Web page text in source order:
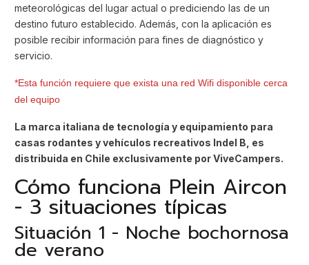
meteorológicas del lugar actual o prediciendo las de un
destino futuro establecido. Además, con la aplicación es
posible recibir información para fines de diagnóstico y
servicio.
*Esta función requiere que exista una red Wifi disponible cerca
del equipo
La marca italiana de tecnología y equipamiento para
casas rodantes y vehículos recreativos Indel B, es
distribuida en Chile exclusivamente por ViveCampers.
Cómo funciona Plein Aircon
- 3 situaciones típicas
Situación 1 - Noche bochornosa
de verano